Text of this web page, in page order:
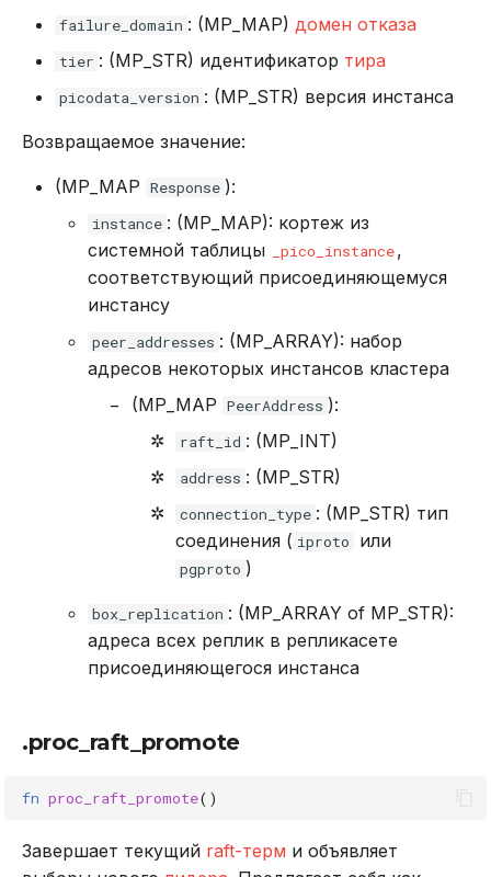
failure_domain : (MP_MAP) домен отказа
tier : (MP_STR) идентификатор тира
picodata_version : (MP_STR) версия инстанса
Возвращаемое значение:
(MP_MAP Response ):
instance : (MP_MAP): кортеж из
системной таблицы
_pico_instance,
соответствующий присоединяющемуся
инстансу
peer_addresses : (MP_ARRAY): набор
адресов некоторых инстансов кластера
(MP_MAP PeerAddress ):
raft_id : (MP_INT)
address : (MP_STR)
connection_type : (MP_STR) тип
соединения ( iproto или
pgproto )
box_replication : (MP_ARRAY of MP_STR):
адреса всех реплик в репликасете
присоединяющегося инстанса
.proc_raft_promote
fn proc_raft_promote()
Завершает текущий raft-терм и объявляет